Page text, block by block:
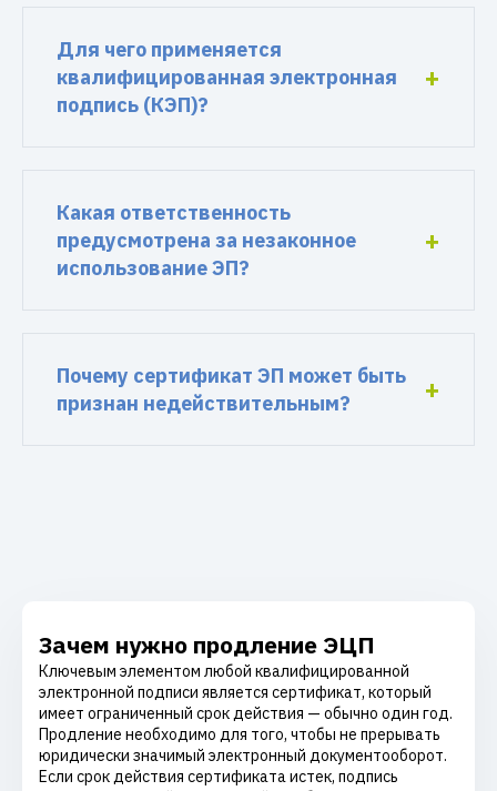
Для чего применяется
квалифицированная электронная
подпись (КЭП)?
Какая ответственность
предусмотрена за незаконное
использование ЭП?
Почему сертификат ЭП может быть
признан недействительным?
Зачем нужно продление ЭЦП
Ключевым элементом любой квалифицированной
электронной подписи является сертификат, который
имеет ограниченный срок действия — обычно один год.
Продление необходимо для того, чтобы не прерывать
юридически значимый электронный документооборот.
Если срок действия сертификата истек, подпись